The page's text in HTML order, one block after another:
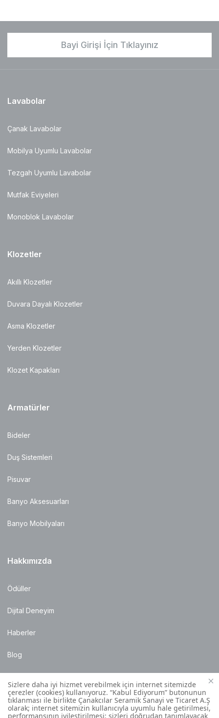
Bayi Girişi İçin Tıklayınız
Lavabolar
Çanak Lavabolar
Mobilya Uyumlu Lavabolar
Tezgah Uyumlu Lavabolar
Mutfak Eviyeleri
Monoblok Lavabolar
Klozetler
Akıllı Klozetler
Duvara Dayalı Klozetler
Asma Klozetler
Yerden Klozetler
Klozet Kapakları
Armatürler
Bideler
Duş Sistemleri
Pisuvar
Banyo Aksesuarları
Banyo Mobilyaları
Hakkımızda
Ödüller
Dijital Deneyim
Haberler
Blog
Satış Noktaları